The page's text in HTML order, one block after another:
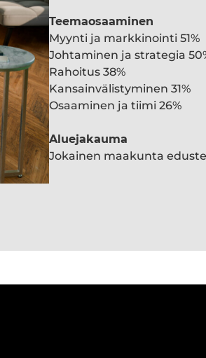
Teemaosaaminen
Myynti ja markkinointi 51%
Johtaminen ja strategia
Rahoitus 38%
Kansainvälistyminen 31%
Osaaminen ja tiimi 26%
Aluejakauma
Jokainen maakunta